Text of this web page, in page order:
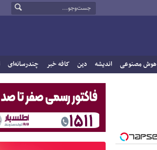
هوش مصنوعی اندیشه دین کافه خبر چندرسانه‌ای